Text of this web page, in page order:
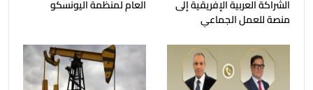
الشراكة العربية الإفريقية إلى
منصة للعمل الجماعي
العام لمنظمة اليونسكو